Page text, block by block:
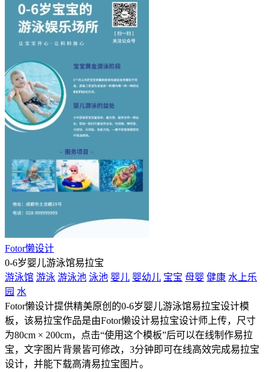
Fotor懒设计
0-6岁婴儿游泳馆易拉宝
游泳馆 游泳 游泳池 泳池 婴儿 婴幼儿 宝宝 母婴 健康 水上乐
园 水
Fotor懒设计提供精美原创的0-6岁婴儿游泳馆易拉宝设计模
板，该易拉宝作品是由Fotor懒设计易拉宝设计师上传，尺寸
为80cm × 200cm，点击“使用这个模板”后可以在线制作易拉
宝，文字图片背景皆可修改，3分钟即可在线高效完成易拉宝
设计，并能下载高清易拉宝图片。